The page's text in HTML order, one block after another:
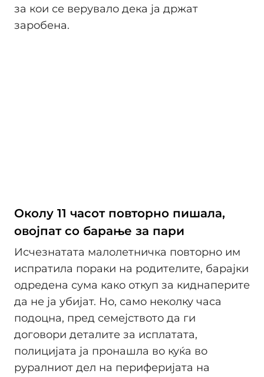
за кои се верувало дека ја држат
заробена.
Околу 11 часот повторно пишала,
овоjпат со барање за пари
Исчезнатата малолетничка повторно им
испратила пораки на родителите, бараjки
одредена сума како откуп за киднаперите
да не ја убиjат. Но, само неколку часа
подоцна, пред семеjството да ги
договори деталите за исплатата,
полицијата ја пронашла во куќа во
руралниот дел на перифериjата на